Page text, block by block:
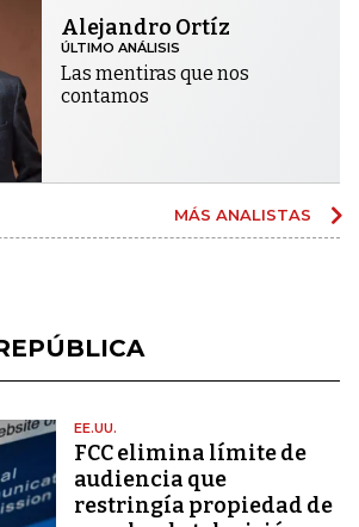
Alejandro Ortíz
ÚLTIMO ANÁLISIS
Las mentiras que nos
contamos
MÁS ANALISTAS
EE.UU.
FCC elimina límite de
audiencia que
restringía propiedad de